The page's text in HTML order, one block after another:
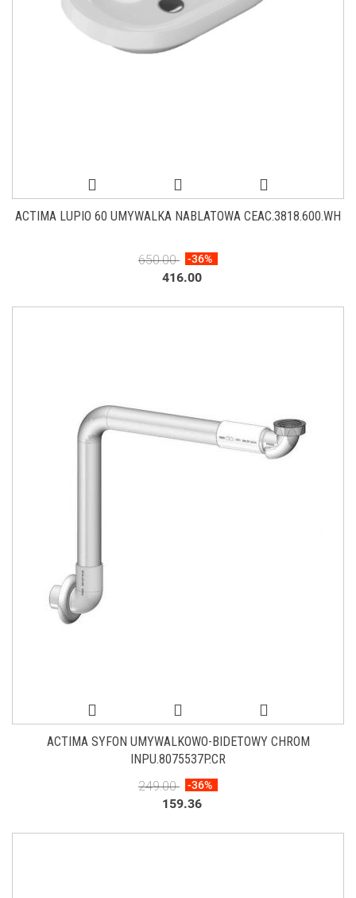
ACTIMA LUPIO 60 UMYWALKA NABLATOWA CEAC.3818.600.WH
650.00 -36%
416.00
ACTIMA SYFON UMYWALKOWO-BIDETOWY CHROM
INPU.8075537P.CR
249.00
-36%
159.36